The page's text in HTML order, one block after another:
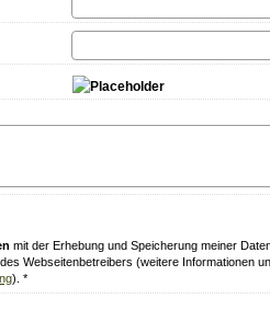
mit der Erhebung und Speicherung meiner
Webseitenbetreibers (weitere Informationen
). *